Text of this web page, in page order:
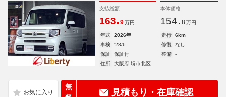
支払総額
163.9 万円
本体価格
154. 8 万円
年式 2026年 走行
6km
車検
'28/6 修復
なし
保証
保証付 整備
-
住所
大阪府 堺市北区
無
見積もり・在庫確認